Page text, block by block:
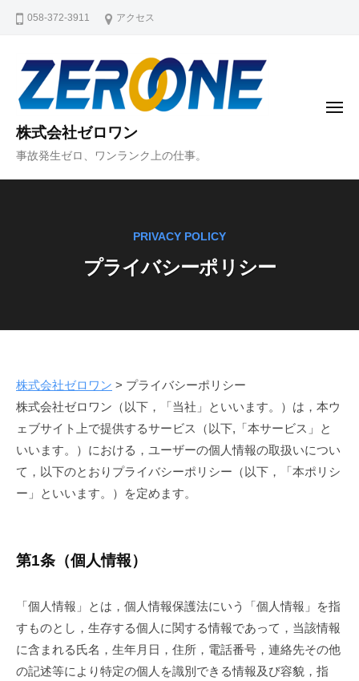
ッ
058-372-3911 アクセス
株式会社ゼロワン
事故発生ゼロ、ワンランク上の仕事。
メ
PRIVACY POLICY
プライバシーポリシー
株式会社ゼロワン > プライバシーポリシー
プ
ラ
イ
バ
ー
リ
シ
ー
株式会社ゼロワン（以下，「当社」といいます。）は，本ウ
ェブサイト上で提供するサービス（以下,「本サービス」と
いいます。）における，ユーザーの個人情報の取扱いについ
て，以下のとおりプライバシーポリシー（以下，「本ポリシ
ー」といいます。）を定めます。
第1条（個人情報）
「個人情報」とは，個人情報保護法にいう「個人情報」を指
すものとし，生存する個人に関する情報であって，当該情報
に含まれる氏名，生年月日，住所，電話番号，連絡先その他
の記述等により特定の個人を識別できる情報及び容貌，指